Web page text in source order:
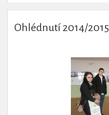
Ohlédnutí 2014/2015